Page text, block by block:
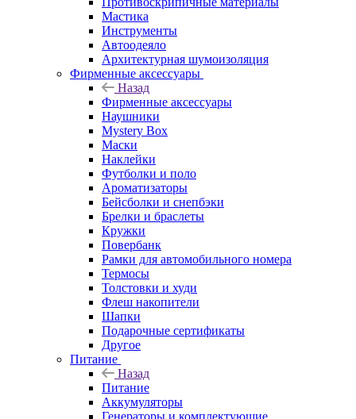
Мастика
Инструменты
Автоодеяло
Архитектурная шумоизоляция
Фирменные аксессуары
Назад
Фирменные аксессуары
Наушники
Mystery Box
Маски
Наклейки
Футболки и поло
Ароматизаторы
Бейсболки и снепбэки
Брелки и браслеты
Кружки
Повербанк
Рамки для автомобильного номера
Термосы
Толстовки и худи
Флеш накопители
Шапки
Подарочные сертификаты
Другое
Питание
Назад
Питание
Аккумуляторы
Генераторы и комплектующие